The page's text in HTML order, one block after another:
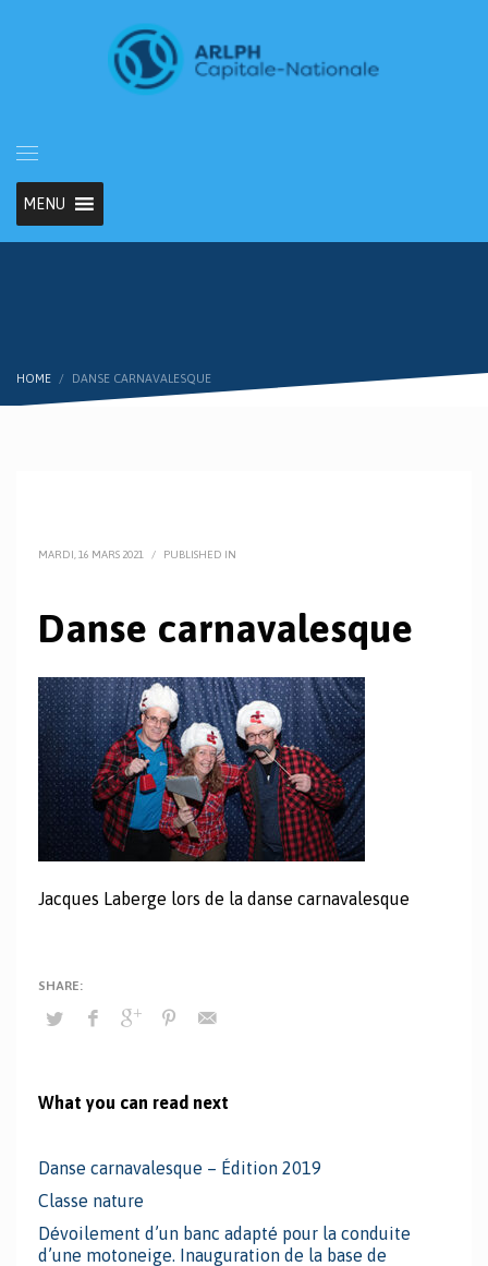
MENU
HOME DANSE CARNAVALESQUE
MARDI, 16 MARS 2021 / PUBLISHED IN
Danse carnavalesque
Jacques Laberge lors de la danse carnavalesque
What you can read next
Danse carnavalesque – Édition 2019
Classe nature
Dévoilement d’un banc adapté pour la conduite
d’une motoneige. Inauguration de la base de